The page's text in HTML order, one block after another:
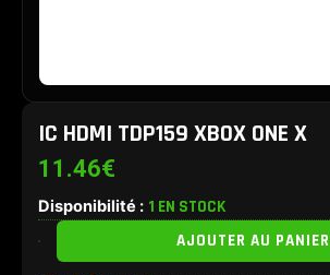
IC HDMI TDP159 XBOX ONE X
11.46€
Disponibilité : 1 EN STOCK
quantité
AJOUTER AU PANIER